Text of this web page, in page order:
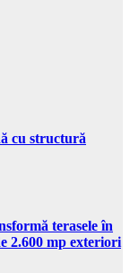
cu structură
terasele în
2.600 mp exteriori